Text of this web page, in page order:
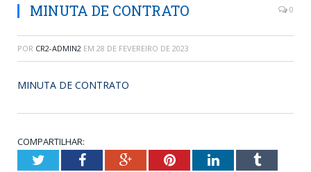
MINUTA DE CONTRATO 0
POR CR2-ADMIN2 EM 28 DE FEVEREIRO DE 2023
MINUTA DE CONTRATO
COMPARTILHAR:
TwitterFacebookGoogle+PinterestLinkedInTumblr